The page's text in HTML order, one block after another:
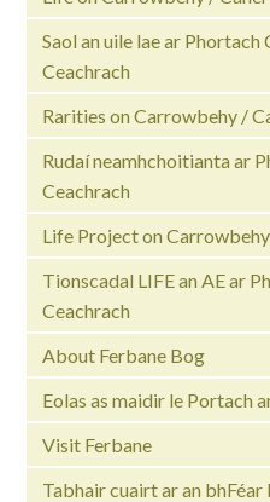
Saol an uile lae ar
Ceachrach
Rarities on Carrowbehy /
Rudaí neamhchoitianta ar
Ceachrach
Life Project on
Tionscadal LIFE an AE ar
Ceachrach
About Ferbane Bog
Eolas as maidir le Portach
Visit Ferbane
Tabhair cuairt ar an bhFéar